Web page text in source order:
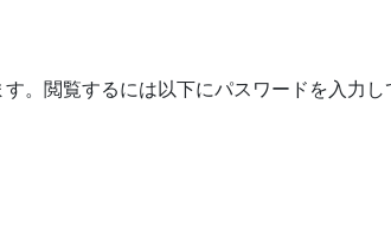
。閲覧するには以下にパスワードを入力し